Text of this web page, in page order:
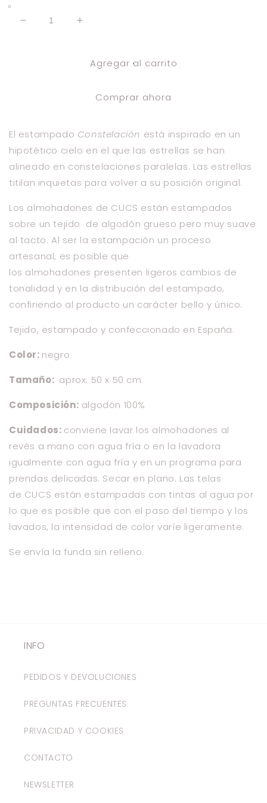
Reducir
Aumentar
funda
constelación
Agregar al carrito
Comprar ahora
El estampado Constelación está inspirado en un
hipotético cielo en el que las estrellas se han
alineado en constelaciones paralelas. Las estrellas
titilan inquietas para volver a su posición original.
Los almohadones de CUCS están estampados
sobre un tejido de algodón grueso pero muy suave
al tacto. Al ser la estampación un proceso
artesanal, es posible que
los almohadones presenten ligeros cambios de
tonalidad y en la distribución del estampado,
confiriendo al producto un carácter bello y único.
Tejido, estampado y confeccionado en España.
Color: negro
Tamaño: aprox. 50 x 50 cm
Composición: algodón 100%
Cuidados: conviene lavar los almohadones al
revés a mano con agua fría o en la lavadora
igualmente con agua fría y en un programa para
prendas delicadas. Secar en plano. Las telas
de CUCS están estampadas con tintas al agua por
lo que es posible que con el paso del tiempo y los
lavados, la intensidad de color varíe ligeramente.
Se envía la funda sin relleno.
INFO
PEDIDOS Y DEVOLUCIONES
PREGUNTAS FRECUENTES
PRIVACIDAD Y COOKIES
CONTACTO
NEWSLETTER